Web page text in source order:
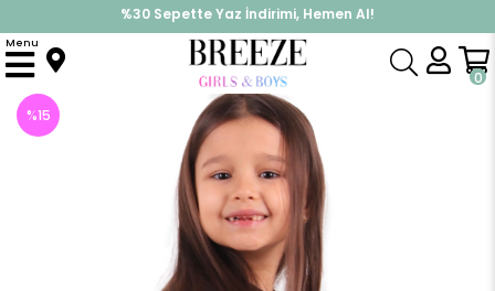
%30 Sepette Yaz İndirimi, Hemen Al!
İndirimlere ek %10 İndirimi Kap, Hemen Üye Ol!
0
Menu
Anasayfa Elbise Modelleri Uzun Kol Elbise
%15